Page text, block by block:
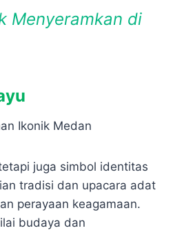
Menyeramkan di
juga simbol identitas
tradisi dan upacara adat
perayaan keagamaan.
budaya dan